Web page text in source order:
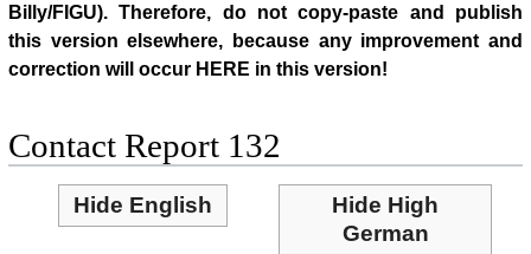
Billy/FIGU). Therefore, do not copy-paste and publish
this version elsewhere, because any improvement and
correction will occur HERE in this version!
Contact Report 132
Hide English
Hide High
German